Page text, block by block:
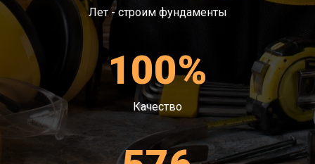
300/1800 6x6
68 000
300/1800 6x9 72 000
300/1800 8x8 80 000
8x10 88 000
Лет - строим фундаменты
100%
Качество